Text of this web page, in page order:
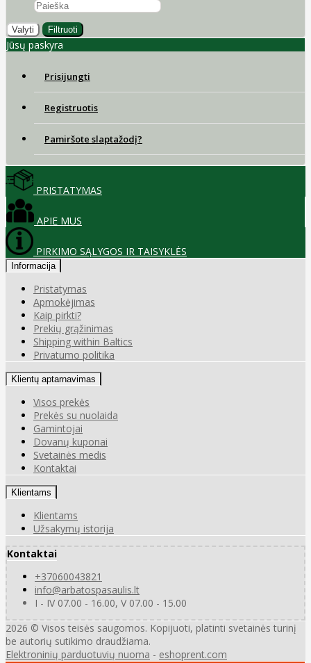
Valyti Filtruoti
Jūsų paskyra
Prisijungti
Registruotis
Pamiršote slaptažodį?
PRISTATYMAS
APIE MUS
PIRKIMO SĄLYGOS IR TAISYKLĖS
Informacija
Pristatymas
Apmokėjimas
Kaip pirkti?
Prekių grąžinimas
Shipping within Baltics
Privatumo politika
Klientų aptarnavimas
Visos prekės
Prekės su nuolaida
Gamintojai
Dovanų kuponai
Svetainės medis
Kontaktai
Klientams
Klientams
Užsakymų istorija
Kontaktai
+37060043821
info@arbatospasaulis.lt
I - IV 07.00 - 16.00, V 07.00 - 15.00
2026 © Visos teisės saugomos. Kopijuoti, platinti svetainės turinį
be autorių sutikimo draudžiama.
Elektroninių parduotuvių nuoma - eshoprent.com